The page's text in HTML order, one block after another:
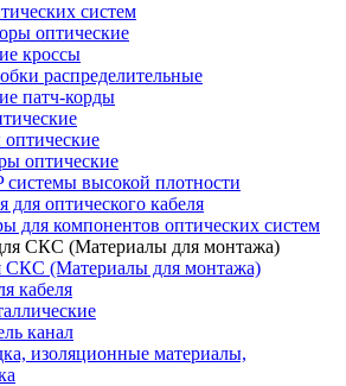
систем
оптические
кроссы
распределительные
патч-корды
оптические
системы высокой плотности
для оптического кабеля
для компонентов оптических систем
СКС (Материалы для монтажа)
кабеля
канал
изоляционные материалы,